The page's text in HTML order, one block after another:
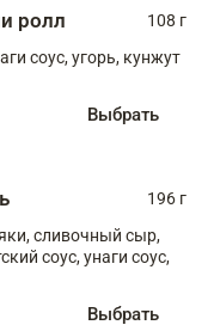
ролл
108 г
соус, угорь, кунжут
Выбрать
196 г
сливочный сыр,
Выбрать